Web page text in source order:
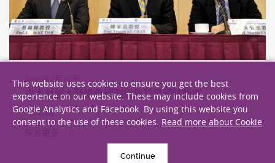
2011年2月10日
中大首创大肠瘜肉预测指数及早预防肠癌
临床服务
This website uses cookies to ensure you get the best
experience on our website. These may include cookies from
Google Analytics and Facebook. By using this website you
consent to the use of these cookies. Read more about Cookie
Continue